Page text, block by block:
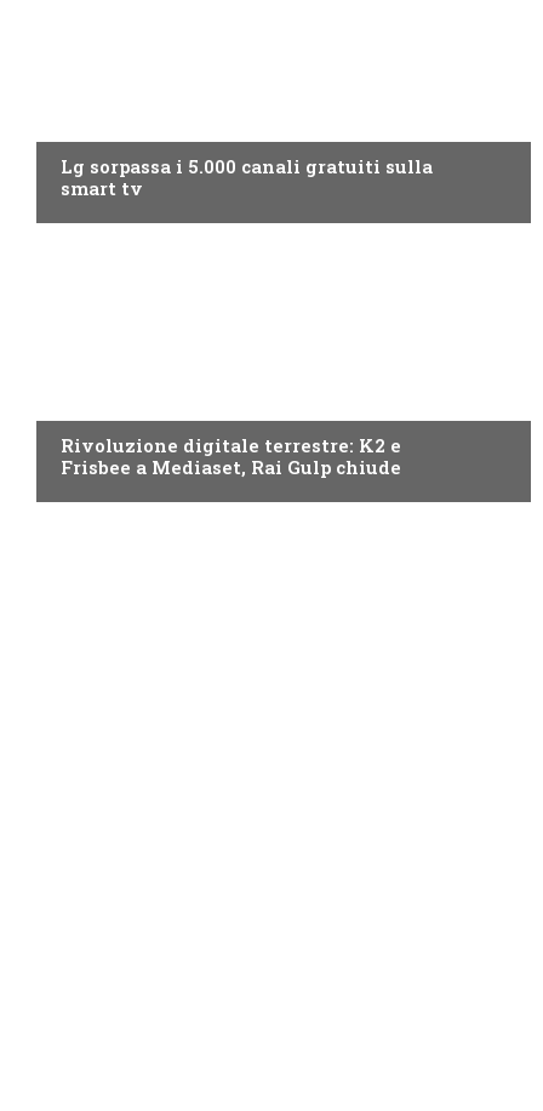
Lg sorpassa i 5.000 canali gratuiti sulla
smart tv
Rivoluzione digitale terrestre: K2 e
Frisbee a Mediaset, Rai Gulp chiude